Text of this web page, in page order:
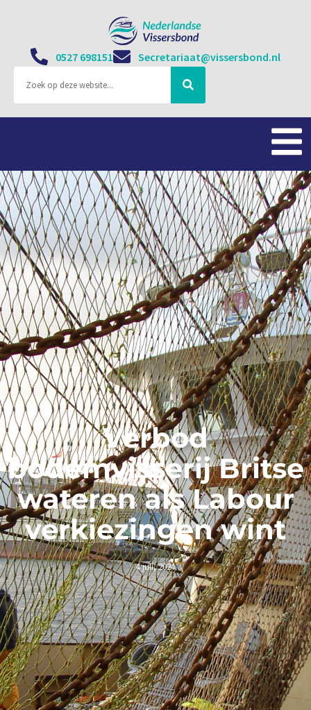
0527 698151 Secretariaat@vissersbond.nl
Verbod
bodemvisserij Britse
wateren als Labour
verkiezingen wint
4 juli, 2024